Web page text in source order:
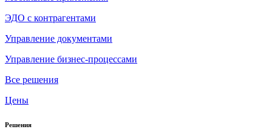
ЭДО с контрагентами
Управление документами
Управление бизнес-процессами
Все решения
Цены
Решения